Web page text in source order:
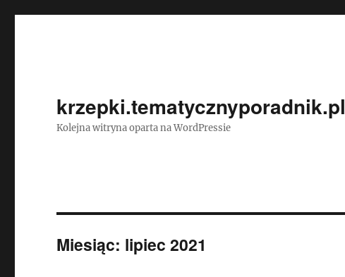
krzepki.tematycznyporadnik.pl
Kolejna witryna oparta na WordPressie
Miesiąc: lipiec 2021